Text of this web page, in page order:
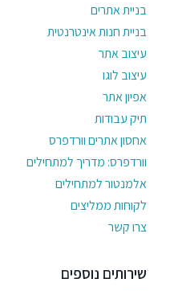
בניית אתרים
בניית חנות אינטרנטית
עיצוב אתר
עיצוב לוגו
אפיון אתר
תיק עבודות
אחסון אתרים וורדפרס
וורדפרס: מדריך למתחילים
אלמנטור למתחילים
לקוחות ממליצים
צרו קשר
שירותים נוספים